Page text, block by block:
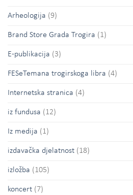
Arheologija (9)
Brand Store Grada Trogira (1)
E-publikacija (3)
FESeTemana trogirskoga libra (4)
Internetska stranica (4)
iz fundusa (12)
Iz medija (1)
izdavačka djelatnost (18)
izložba (105)
koncert (7)